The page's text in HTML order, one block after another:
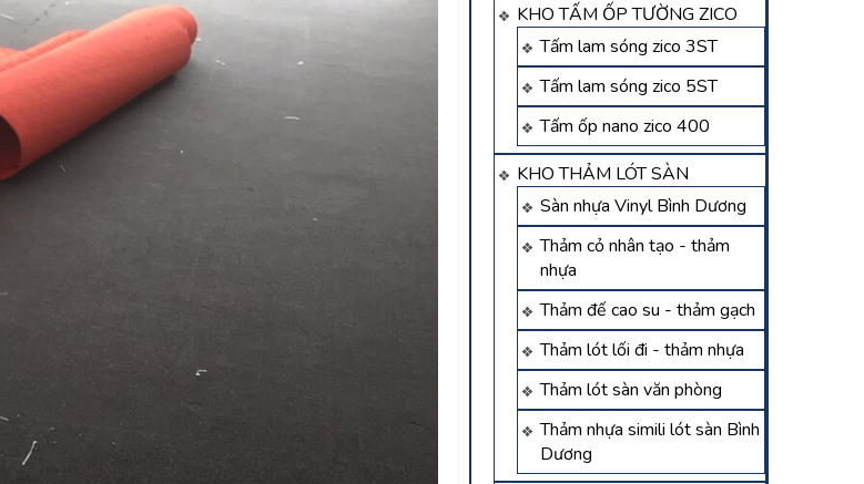
KHO TẤM ỐP TƯỜNG ZICO
Tấm lam sóng zico 3ST
Tấm lam sóng zico 5ST
Tấm ốp nano zico 400
KHO THẢM LÓT SÀN
Sàn nhựa Vinyl Bình Dương
Thảm cỏ nhân tạo - thảm
nhựa
Thảm đế cao su - thảm gạch
Thảm lót lối đi - thảm nhựa
Thảm lót sàn văn phòng
Thảm nhựa simili lót sàn Bình
Dương